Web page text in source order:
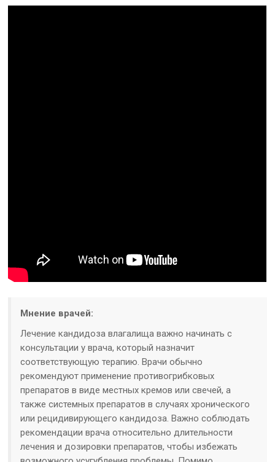
Мнение врачей:
Лечение кандидоза влагалища важно начинать с
консультации у врача, который назначит
соответствующую терапию. Врачи обычно
рекомендуют применение противогрибковых
препаратов в виде местных кремов или свечей, а
также системных препаратов в случаях хронического
или рецидивирующего кандидоза. Важно соблюдать
рекомендации врача относительно длительности
лечения и дозировки препаратов, чтобы избежать